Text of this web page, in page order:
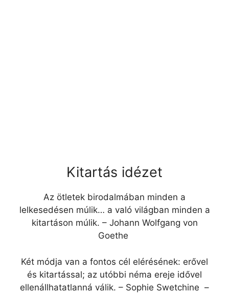
Kitartás idézet
Az ötletek birodalmában minden a
lelkesedésen múlik… a való világban minden a
kitartáson múlik. – Johann Wolfgang von
Goethe
Két módja van a fontos cél elérésének: erővel
és kitartással; az utóbbi néma ereje idővel
ellenállhatatlanná válik. – Sophie Swetchine –